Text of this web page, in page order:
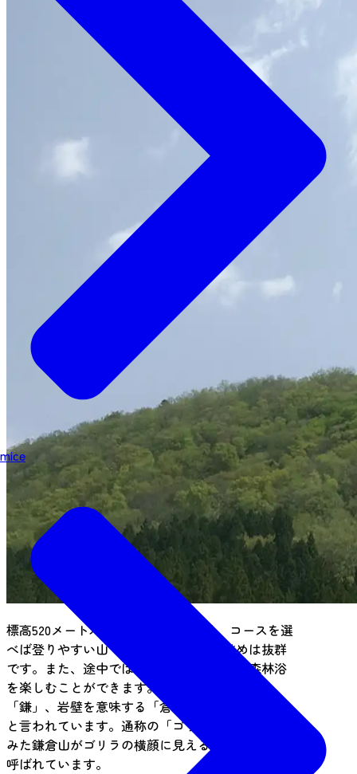
mice
標高520メートルとそれほど高くなく、コースを選
べば登りやすい山で、山頂付近からの眺めは抜群
です。また、途中では、木々の間を歩いて森林浴
を楽しむことができます。鋭いことを示す
「鎌」、岩壁を意味する「倉」から名付けられた
と言われています。通称の「ゴリラ山」は南から
みた鎌倉山がゴリラの横顔に見えることからそう
呼ばれています。